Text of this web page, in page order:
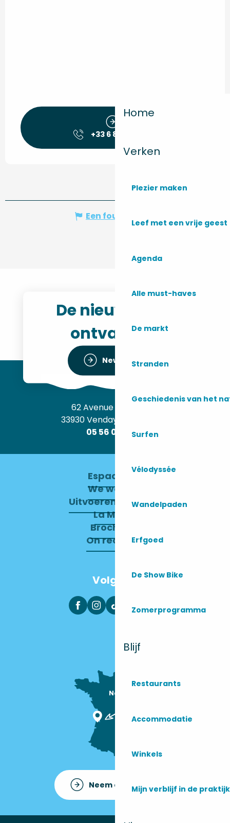
Home
Verken
Plezier maken
Leef met een vrije geest
Agenda
Alle must-haves
De markt
Stranden
Geschiedenis van het
Surfen
Vélodyssée
Wandelpaden
Erfgoed
De Show Bike
Zomerprogramma
Blijf
Restaurants
Accommodatie
Winkels
Mijn verblijf in de praktijk
+33 6 88 95 87
Een fout melden
De nieuwsbrief
ontvangen
Newsletter
62 Avenue de l’Océan
33930 Vendays-Montalivet
05 56 09 30 12
Espace pro
We werven
Uitvoerend Comité
La Mairie
Brochures
On recrute !
Volg ons
Nous sommes
Neem contact op met